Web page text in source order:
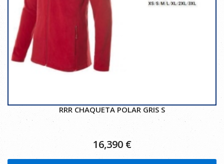
RRR CHAQUETA POLAR GRIS S
16,390 €